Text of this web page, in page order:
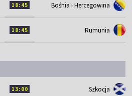
18:45 Bośnia i Hercegowina
18:45 Rumunia
13:00 Szkocja